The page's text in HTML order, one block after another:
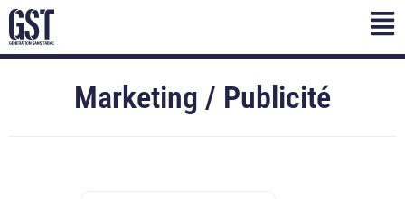
Marketing / Publicité